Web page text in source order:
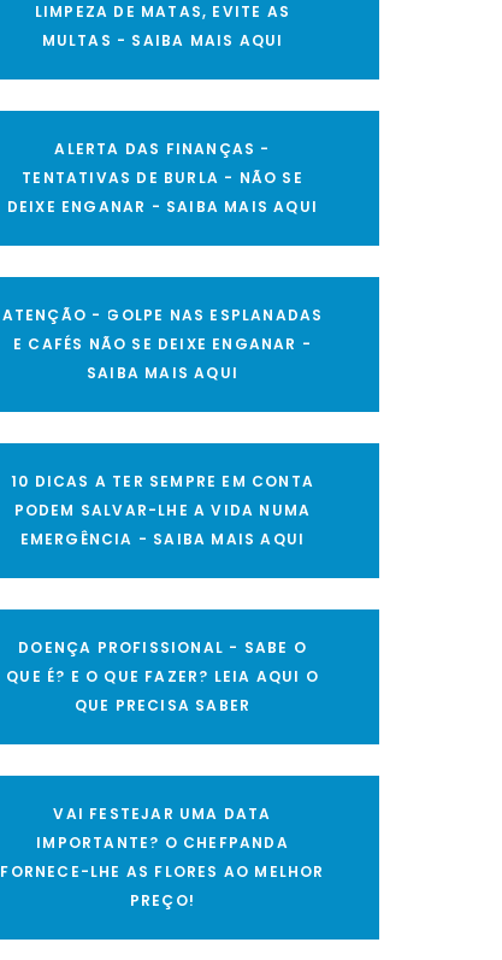
LIMPEZA DE MATAS, EVITE AS
MULTAS - SAIBA MAIS AQUI
ALERTA DAS FINANÇAS -
TENTATIVAS DE BURLA - NÃO SE
DEIXE ENGANAR - SAIBA MAIS AQUI
ATENÇÃO - GOLPE NAS ESPLANADAS
E CAFÉS NÃO SE DEIXE ENGANAR -
SAIBA MAIS AQUI
10 DICAS A TER SEMPRE EM CONTA
PODEM SALVAR-LHE A VIDA NUMA
EMERGÊNCIA - SAIBA MAIS AQUI
DOENÇA PROFISSIONAL - SABE O
QUE É? E O QUE FAZER? LEIA AQUI O
QUE PRECISA SABER
VAI FESTEJAR UMA DATA
IMPORTANTE? O CHEFPANDA
FORNECE-LHE AS FLORES AO MELHOR
PREÇO!